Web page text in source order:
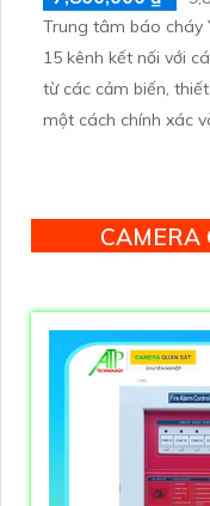
Trung tâm báo cháy
15 kênh kết nối với
từ các cảm biến,
một cách chính xác
CAMERA